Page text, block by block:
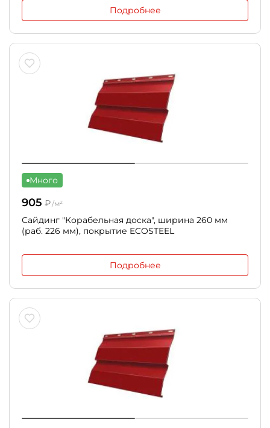
Подробнее
Много
905 ₽/м²
Сайдинг "Корабельная доска", ширина 260 мм
(раб. 226 мм), покрытие ECOSTEEL
Подробнее